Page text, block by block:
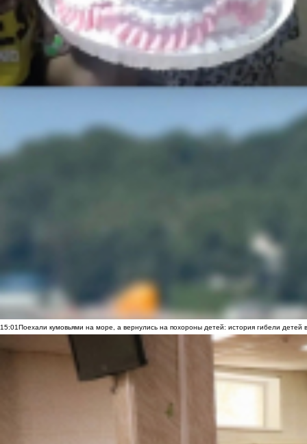
15:01Поехали кумовьями на море, а вернулись на похороны детей: история гибели детей